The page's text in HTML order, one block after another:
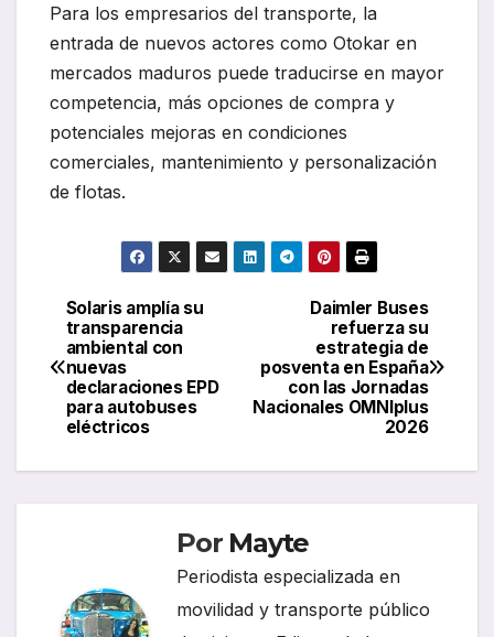
Para los empresarios del transporte, la
entrada de nuevos actores como Otokar en
mercados maduros puede traducirse en mayor
competencia, más opciones de compra y
potenciales mejoras en condiciones
comerciales, mantenimiento y personalización
de flotas.
Navegación
de
entradas
Daimler Buses
refuerza su
estrategia de
posventa en España
con las Jornadas
Nacionales OMNIplus
2026
Solaris amplía su
transparencia
ambiental con
nuevas
declaraciones EPD
para autobuses
eléctricos
Por Mayte
Periodista especializada en
movilidad y transporte público